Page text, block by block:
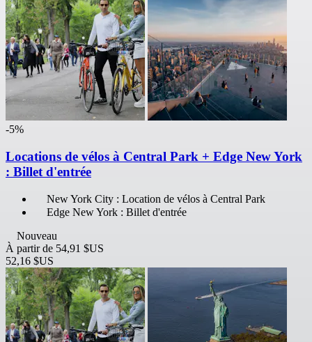
-5%
Locations de vélos à Central Park + Edge New York
: Billet d'entrée
New York City : Location de vélos à Central Park
Edge New York : Billet d'entrée
Nouveau
À partir de 54,91 $US
52,16 $US